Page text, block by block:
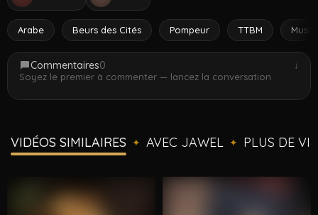
Arabe Beurs des Cités Pompeur TTBM
Commentaires0
Soyez le premier à commenter — lancez la conversation
↓
VIDÉOS SIMILAIRES ✦ AVEC JAWEL ✦ PLUS DE